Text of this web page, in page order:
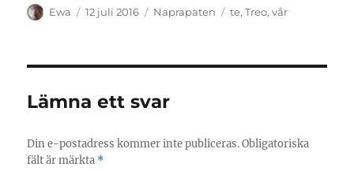
Författare
Ewa
Publicerat
12 juli 2016 Kategorier
Naprapaten Etiketter
te,Treo,vår
Lämna ett svar
Din e-postadress kommer inte publiceras. Obligatoriska
fält är märkta *